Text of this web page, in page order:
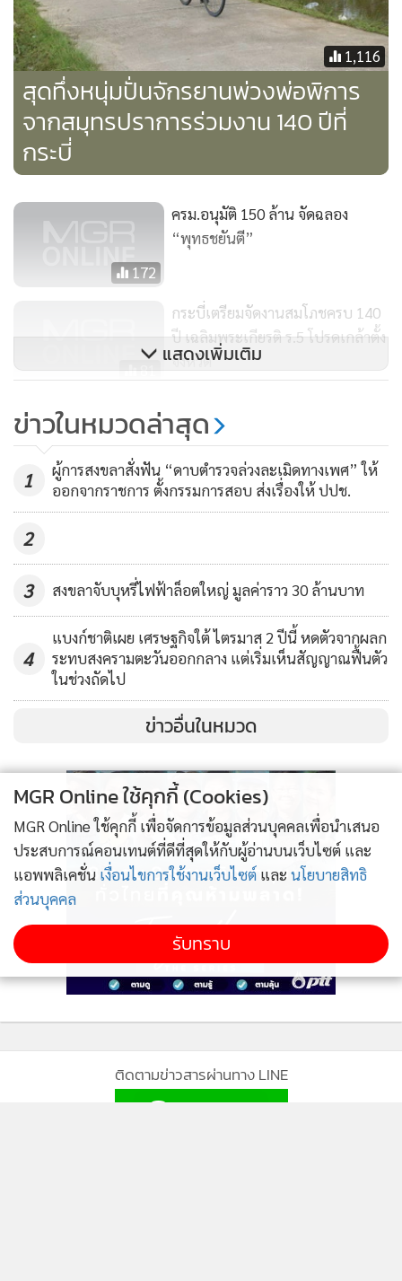
นายแพทย์จิรพันธ์ เต้พันธ์ นายแพทย์สาธารณสุขจังหวัดกระบี่
กล่าวว่า การจัด“โครงการปั่นจักรยาน 140 ปี จังหวัดกระบี่ ชีวี
กายและปลูกต้นไม้เข้าด้วยกัน สำหรับเส้นทางการปั่นจักรยาน
เริ่มต้นจากลานปูดำ ไปตามถนนอุตรกิจจนถึงตลาดเก่า เลี้ยวซ้าย
ไปบนถนนศรีตรัง ถึงโค้งปลาลังเลี้ยวซ้าย ตรงไปจุดพักบริการน้ำ
ดื่ม ณ สำนักงานการไฟฟ้าส่วนภูมิภาคฯ จากนั้นตรงไปจนถึง
โรงเรียนอนุบาลกระบี่ เลี้ยวซ้าย ผ่านศาลากลางจังหวัดกระบี่ มา
สิ้นสุด ณ ลานปูดำ รวมระยะทาง 15 กิโลเมตร
โดยผู้ที่ร่วมปั่นและเข้าเส้นชัยทุกคนจะได้รับ เกียรติบัตร จากนั้น
ปลูกต้นไม้ ณ ตำบลคลองประสงค์ จำนวน 140 ต้น ซึ่งเป็น
กิจกรรมต่อเนื่องภายใต้ความร่วมมือของ สำนักงานสาธารณสุข
จังหวัดกระบี่ องค์การบริหารส่วนตำบลคลองประสงค์ และกลุ่ม
ชมรมจักรยานเพื่อสุขภาพในการนำพันธุ์ไม้มาร่วมกิจกรรมตาม
1,116
สุดทึ่งหนุ่มปั่นจักรยานพ่วงพ่อพิการ
จากสมุทรปราการร่วมงาน 140 ปีที่
กระบี่
172
ครม.อนุมัติ 150 ล้าน จัดฉลอง
“พุทธชยันตี”
81
กระบี่เตรียมจัดงานสมโภชครบ 140
ปี เฉลิมพระเกียรติ ร.5 โปรดเกล้าตั้ง
จังหวัด
290
เมืองกระบี่ ชีวีสดใส ใส่ใจสิ่ง
แวดล้อม
แสดงเพิ่มเติม
ข่าวในหมวดล่าสุด
1
ผู้การสงขลาสั่งฟัน “ดาบตำรวจล่วงละเมิดทางเพศ” ให้
ออกจากราชการ ตั้งกรรมการสอบ ส่งเรื่องให้ ปปช.
2
3 สงขลาจับบุหรี่ไฟฟ้าล็อตใหญ่ มูลค่าราว 30 ล้านบาท
4
แบงก์ชาติเผย เศรษฐกิจใต้ ไตรมาส 2 ปีนี้ หดตัวจากผลก
ระทบสงครามตะวันออกกลาง แต่เริ่มเห็นสัญญาณฟื้นตัว
ในช่วงถัดไป
ข่าวอื่นในหมวด
ติดตามข่าวสารผ่านทาง LINE
MGR Online ใช้คุกกี้ (Cookies)
MGR Online ใช้คุกกี้ เพื่อจัดการข้อมูลส่วนบุคคลเพื่อนำเสนอ
ประสบการณ์คอนเทนต์ที่ดีที่สุดให้กับผู้อ่านบนเว็บไซต์ และ
แอพพลิเคชั่น เงื่อนไขการใช้งานเว็บไซต์ และ นโยบายสิทธิ
ส่วนบุคคล
รับทราบ